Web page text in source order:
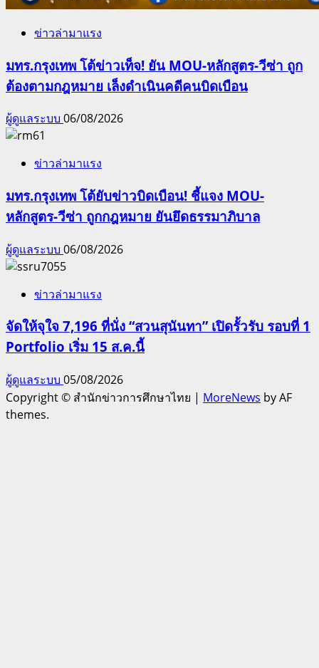
ข่าวล่ามาแรง
มทร.กรุงเทพ โต้ข่าวเท็จ! ยัน MOU-หลักสูตร-วีซ่า ถูก
ต้องตามกฎหมาย เล็งดำเนินคดีคนบิดเบือน
ผู้ดูแลระบบ 06/08/2026
ข่าวล่ามาแรง
มทร.กรุงเทพ โต้ยับข่าวบิดเบือน! ชี้แจง MOU-
หลักสูตร-วีซ่า ถูกกฎหมาย ยันยึดธรรมาภิบาล
ผู้ดูแลระบบ 06/08/2026
ข่าวล่ามาแรง
จัดให้จุใจ 7,196 ที่นั่ง “สวนสุนันทา” เปิดรั้วรับ รอบที่ 1
Portfolio เริ่ม 15 ส.ค.นี้
ผู้ดูแลระบบ 05/08/2026
Copyright © สำนักข่าวการศึกษาไทย | MoreNews by AF
themes.